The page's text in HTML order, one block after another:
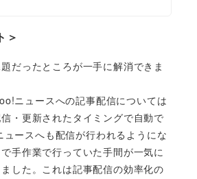
＞
だったところが一手に解消できま
ニュースへの記事配信については
・更新されたタイミングで自動で
ュースへも配信が行われるようにな
手作業で行っていた手間が一気に
した。これは記事配信の効率化の